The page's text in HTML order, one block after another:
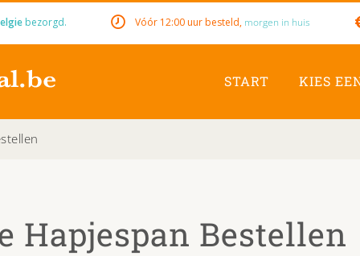
bezorgd. Vóór 12:00 uur besteld, morgen in huis
START KIES
Hapjespan Bestellen